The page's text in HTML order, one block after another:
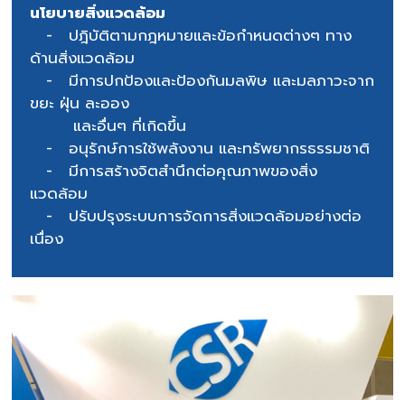
นโยบายสิ่งแวดล้อม
- ปฎิบัติตามกฎหมายและข้อกำหนดต่างๆ ทาง
ด้านสิ่งแวดล้อม
- มีการปกป้องและป้องกันมลพิษ และมลภาวะจาก
ขยะ ฝุ่น ละออง
และอื่นๆ ที่เกิดขึ้น
- อนุรักษ์การใช้พลังงาน และทรัพยากรธรรมชาติ
- มีการสร้างจิตสำนึกต่อคุณภาพของสิ่ง
แวดล้อม
- ปรับปรุงระบบการจัดการสิ่งแวดล้อมอย่างต่อ
เนื่อง